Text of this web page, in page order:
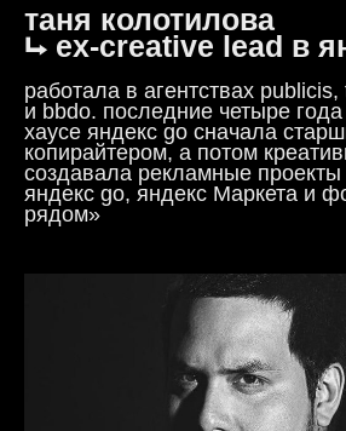
таня колотилова
⮡ ex-creative lead в
работала в агентствах
и bbdo. последние четыре
хаусе яндекс go сначала
копирайтером, а потом
создавала рекламные
яндекс go, яндекс Маркета и
рядом»